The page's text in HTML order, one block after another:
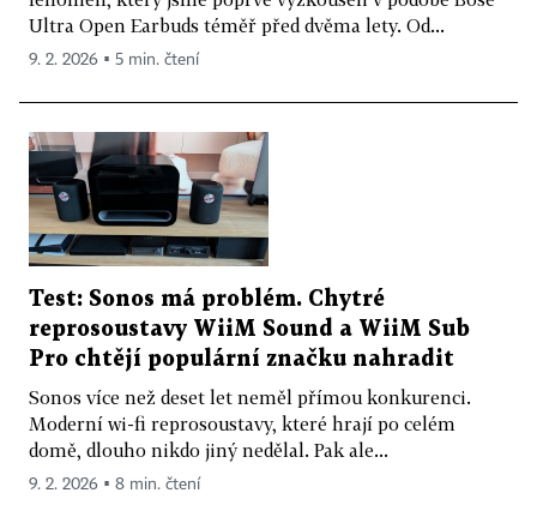
Ultra Open Earbuds téměř před dvěma lety. Od...
9. 2. 2026 ▪ 5 min. čtení
Test: Sonos má problém. Chytré
reprosoustavy WiiM Sound a WiiM Sub
Pro chtějí populární značku nahradit
Sonos více než deset let neměl přímou konkurenci.
Moderní wi-fi reprosoustavy, které hrají po celém
domě, dlouho nikdo jiný nedělal. Pak ale...
9. 2. 2026 ▪ 8 min. čtení